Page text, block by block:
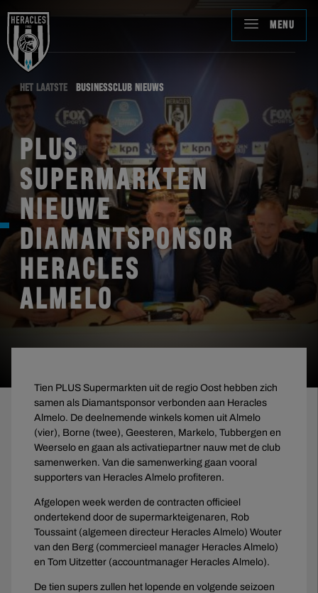
MENU
HET LAATSTE BUSINESSCLUB NIEUWS
PLUS
SUPERMARKTEN
NIEUWE
DIAMANTSPONSOR
HERACLES
ALMELO
Tien PLUS Supermarkten uit de regio Oost hebben zich
samen als Diamantsponsor verbonden aan Heracles
Almelo. De deelnemende winkels komen uit Almelo
(vier), Borne (twee), Geesteren, Markelo, Tubbergen en
Weerselo en gaan als activatiepartner nauw met de club
samenwerken. Van die samenwerking gaan vooral
supporters van Heracles Almelo profiteren.
Afgelopen week werden de contracten officieel
ondertekend door de supermarkteigenaren, Rob
Toussaint (algemeen directeur Heracles Almelo) Wouter
van den Berg (commercieel manager Heracles Almelo)
en Tom Uitzetter (accountmanager Heracles Almelo).
De tien supers zullen het lopende en volgende seizoen